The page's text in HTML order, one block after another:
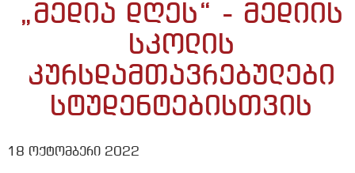
„მედია დღეს“ - მედიის
სკოლის
კურსდამთავრებულები
სტუდენტებისთვის
18 ოქტომბერი 2022